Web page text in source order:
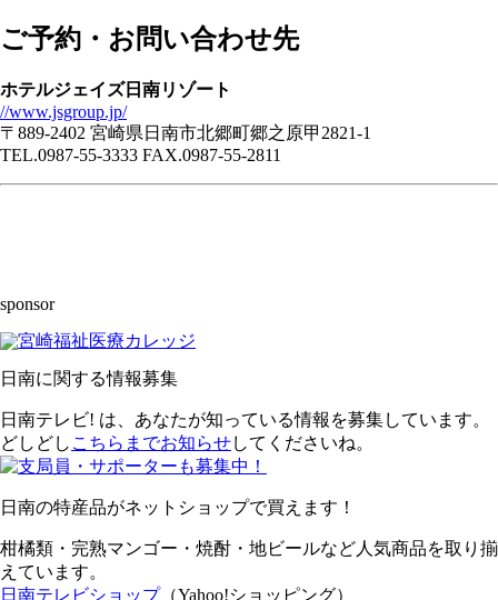
ご予約・お問い合わせ先
ホテルジェイズ日南リゾート
//www.jsgroup.jp/
〒889-2402 宮崎県日南市北郷町郷之原甲2821-1
TEL.0987-55-3333 FAX.0987-55-2811
sponsor
日南に関する情報募集
日南テレビ! は、あなたが知っている情報を募集しています。
どしどし こちらまでお知らせしてくださいね。
日南の特産品がネットショップで買えます！
柑橘類・完熟マンゴー・焼酎・地ビールなど人気商品を取り揃
えています。
日南テレビショップ（Yahoo!ショッピング）